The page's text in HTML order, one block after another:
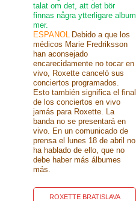
talat om det, att det bör
finnas några ytterligare album
mer.
ESPANOL Debido a que los
médicos Marie Fredriksson
han aconsejado
encarecidamente no tocar en
vivo, Roxette canceló sus
conciertos programados.
Esto también significa el final
de los conciertos en vivo
jamás para Roxette. La
banda no se presentará en
vivo. En un comunicado de
prensa el lunes 18 de abril no
ha hablado de ello, que no
debe haber más álbumes
más.
ROXETTE BRATISLAVA